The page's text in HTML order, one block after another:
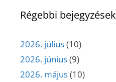
Régebbi bejegyzések
2026. július(10)
2026. június(9)
2026. május(10)